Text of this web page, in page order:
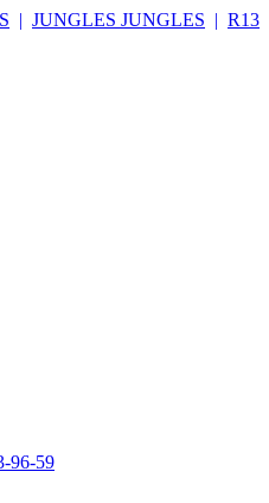
| JUNGLES JUNGLES | R13
96-59